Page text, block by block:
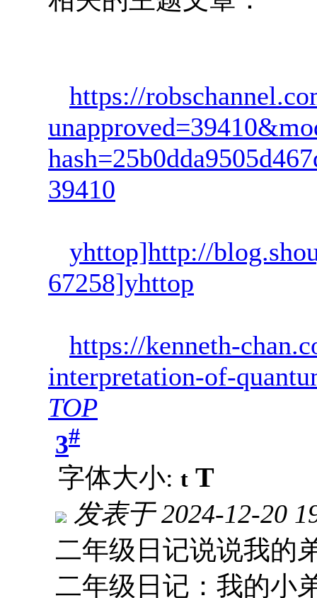
https://
39410
yhttop]http://
67258]yhttop
https://kenneth-
interpretation-of-
TOP
3#
字体大小: t T
发表于2024-12-20
二年级日记说说我的
二年级日记：我的小